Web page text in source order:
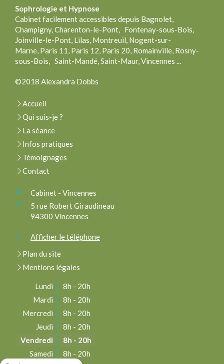
Sophrologie et Hypnose
Cabinet facilement accessibles depuis Bagnolet,
Champigny, Charenton-le-Pont, Fontenay-sous-Bois,
Joinville-le-Pont, Lilas, Montreuil, Nogent-sur-
Marne, Paris 11, Paris 12, Paris 20, Romainville, Rosny-
sous-Bois, Saint-Mandé, Saint-Maur, Vincennes ...
©2018 Alexandra Dobbs
Accueil
Qui suis-je ?
La séance
Infos pratiques
Témoignages
Contact
Cabinet - Vincennes
5 rue Robert Giraudineau
94300 Vincennes
Afficher le téléphone
Plan du site
Mentions légales
Lundi
8h - 20h
Mardi
8h - 20h
Mercredi
8h - 20h
Jeudi
8h - 20h
Vendredi
8h - 20h
Samedi
8h - 20h